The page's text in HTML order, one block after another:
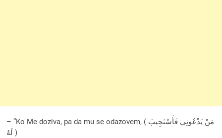
– “Ko Me doziva, pa da mu se odazovem, ( مَنْ يَدْعُونِي فَأَسْتَجِيبَ
لَهُ )